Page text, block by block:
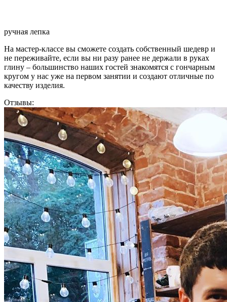
ручная лепка
На мастер-классе вы сможете создать собственный шедевр и
не переживайте, если вы ни разу ранее не держали в руках
глину – большинство наших гостей знакомятся с гончарным
кругом у нас уже на первом занятии и создают отличные по
качеству изделия.
Отзывы: